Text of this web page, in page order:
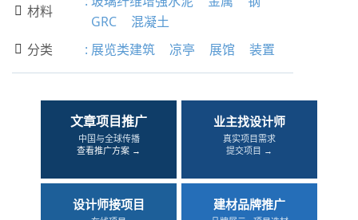
 材料
GRC
混凝土
 分类 : 展览类建筑 凉亭 展馆 装置
文章项目推广
中国与全球传播
查看推广方案 →
业主找设计师
真实项目需求
提交项目 →
设计师接项目 建材品牌推广